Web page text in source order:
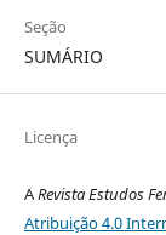
Seção
SUMÁRIO
Licença
ARevista Estudos
Atribuição 4.0